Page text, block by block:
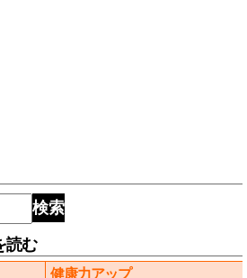
検索
読む
健康力アップ